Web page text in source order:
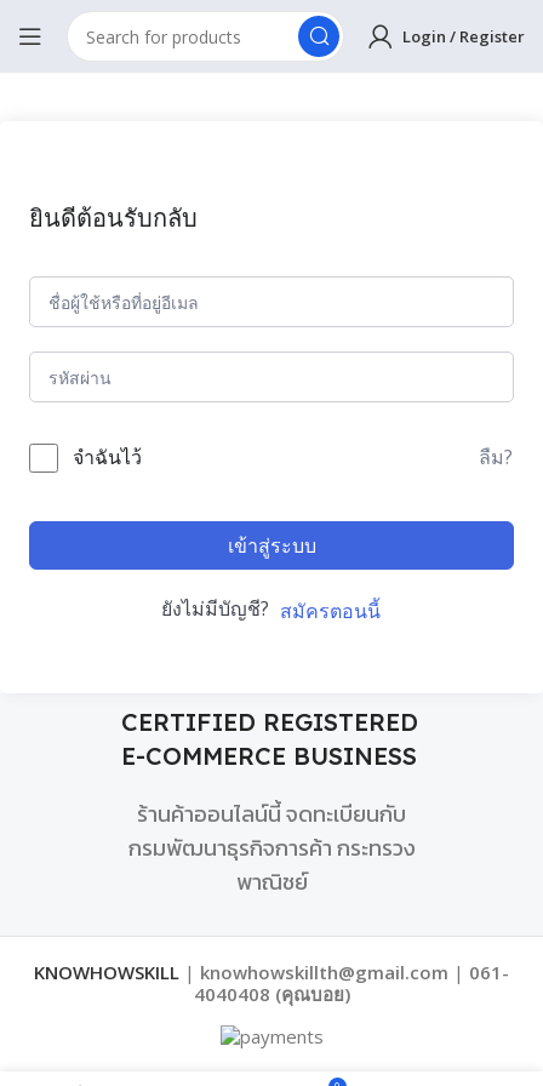
Login / Register
ยินดีต้อนรับกลับ
จำฉันไว้ ลืม?
เข้าสู่ระบบ
ยังไม่มีบัญชี? สมัครตอนนี้
CERTIFIED REGISTERED
E-COMMERCE BUSINESS
ร้านค้าออนไลน์นี้ จดทะเบียนกับ
กรมพัฒนาธุรกิจการค้า กระทรวง
พาณิชย์
KNOWHOWSKILL | knowhowskillth@gmail.com | 061-
4040408 (คุณบอย)